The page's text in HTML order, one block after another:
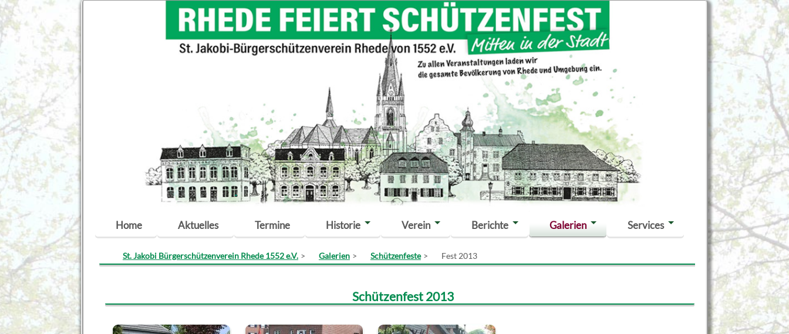
überspringen
Home Aktuelles Termine Historie Verein Berichte Galerien Services
St. Jakobi Bürgerschützenverein Rhede 1552 e.V. Galerien Schützenfeste Fest 2013
Schützenfest 2013